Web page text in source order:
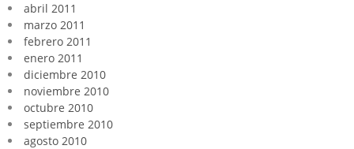
abril 2011
marzo 2011
febrero 2011
enero 2011
diciembre 2010
noviembre 2010
octubre 2010
septiembre 2010
agosto 2010